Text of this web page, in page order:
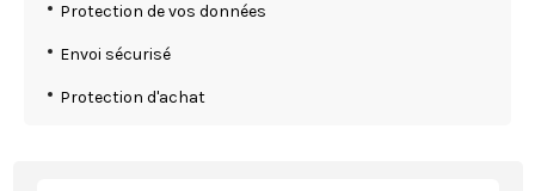
Protection de vos données
Envoi sécurisé
Protection d'achat